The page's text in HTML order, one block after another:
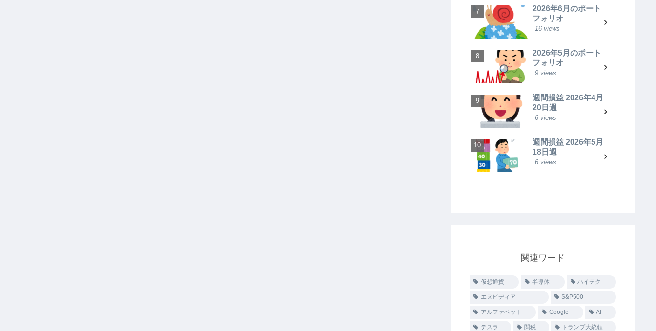
2026年6月のポート
フォリオ
16 views
2026年5月のポート
フォリオ
9 views
週間損益 2026年4月
20日週
6 views
週間損益 2026年5月
18日週
6 views
関連ワード
仮想通貨 半導体 ハイテク
エヌビディア S&P500
アルファベット Google AI
テスラ 関税 トランプ大統領